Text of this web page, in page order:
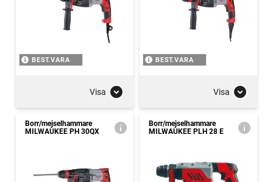
BEST.VARA
Visa
BEST.VARA
Visa
Borr/mejselhammare
MILWAUKEE PH 30QX
Borr/mejselhammare
MILWAUKEE PLH 28 E